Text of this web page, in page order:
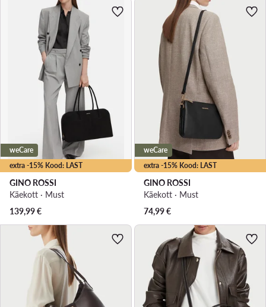
extra -15% Kood: LAST
weCare
GINO ROSSI
Käekott · Must
139,99€
extra -15% Kood: LAST
weCare
GINO ROSSI
Käekott · Must
74,99€